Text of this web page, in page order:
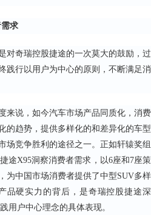
求
对奇瑞控股捷途的一次莫大的鼓励，过
践行以用户为中心的原则，不断满足消
来说，如今汽车市场产品同质化，消费
的趋势，提供多样化的和差异化的车型
场竞争胜利的途径之一。正如轩辕奖组
途X95洞察消费者需求，以6座和7座策
为中国市场消费者提供了中型SUV多样
品硬实力的背后，是奇瑞控股捷途深
用户中心理念的具体表现。